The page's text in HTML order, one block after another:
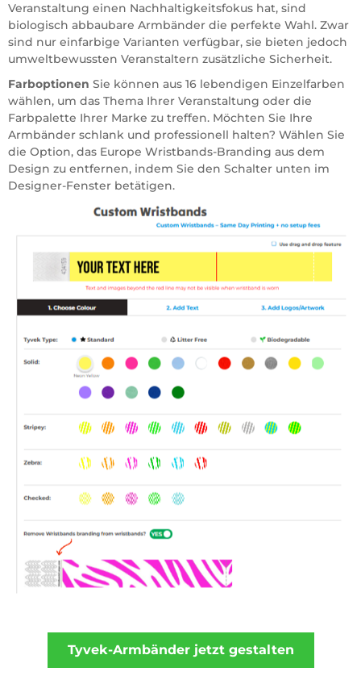
Veranstaltung einen Nachhaltigkeitsfokus hat, sind
biologisch abbaubare Armbänder die perfekte Wahl. Zwar
sind nur einfarbige Varianten verfügbar, sie bieten jedoch
umweltbewussten Veranstaltern zusätzliche Sicherheit.
Farboptionen Sie können aus 16 lebendigen Einzelfarben
wählen, um das Thema Ihrer Veranstaltung oder die
Farbpalette Ihrer Marke zu treffen. Möchten Sie Ihre
Armbänder schlank und professionell halten? Wählen Sie
die Option, das Europe Wristbands-Branding aus dem
Design zu entfernen, indem Sie den Schalter unten im
Designer-Fenster betätigen.